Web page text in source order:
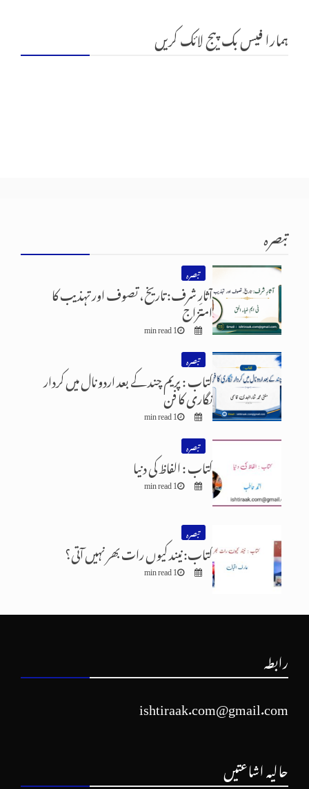
ہمارا فیس بک پیج لائک کریں
تبصرہ
تبصرہ
آثارِ شرف: تاریخ، تصوف اور تہذیب کا
امتزاج
1 min read
تبصرہ
کتاب : پریم چند کے بعد اردو نال میں کردار
نگاری کا فن
1 min read
تبصرہ
کتاب : الفاظ کی دنیا
1 min read
تبصرہ
کتاب: نیند کیوں رات بھر نہیں آتی؟
1 min read
رابطہ
ishtiraak.com@gmail.com
حالیہ اشاعتیں